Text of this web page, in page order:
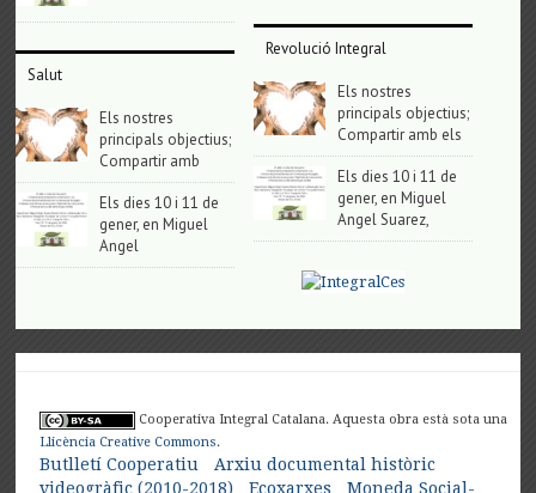
Salut
Els nostres
principals objectius;
Compartir amb
Els dies 10 i 11 de
gener, en Miguel
Angel
Revolució Integral
Els nostres
principals objectius;
Compartir amb els
Els dies 10 i 11 de
gener, en Miguel
Angel Suarez,
Cooperativa Integral Catalana. Aquesta obra està sota una
Llicència Creative Commons.
Butlletí Cooperatiu
Arxiu documental històric
videogràfic (2010-2018)
Ecoxarxes Moneda Social-